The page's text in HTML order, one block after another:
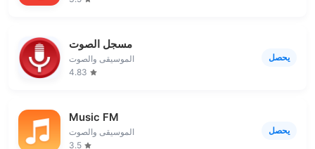
مسجل الصوت
الموسيقى والصوت
4.83
يحصل
Music FM
الموسيقى والصوت
3.5
يحصل